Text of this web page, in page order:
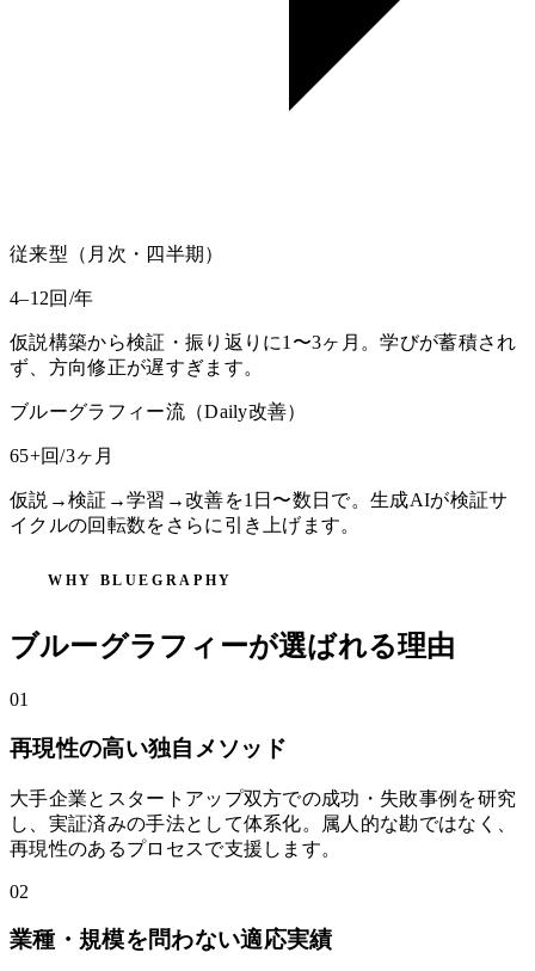
従来型（月次・四半期）
4–12回/年
仮説構築から検証・振り返りに1〜3ヶ月。学びが蓄積され
ず、方向修正が遅すぎます。
ブルーグラフィー流（Daily改善）
65+回/3ヶ月
仮説→検証→学習→改善を1日〜数日で。生成AIが検証サ
イクルの回転数をさらに引き上げます。
WHY BLUEGRAPHY
ブルーグラフィーが選ばれる理由
01
再現性の高い独自メソッド
大手企業とスタートアップ双方での成功・失敗事例を研究
し、実証済みの手法として体系化。属人的な勘ではなく、
再現性のあるプロセスで支援します。
02
業種・規模を問わない適応実績